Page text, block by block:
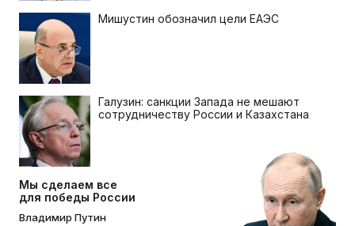
Мишустин обозначил цели ЕАЭС
Галузин: санкции Запада не мешают
сотрудничеству России и Казахстана
Мы сделаем все
для победы России
Владимир Путин